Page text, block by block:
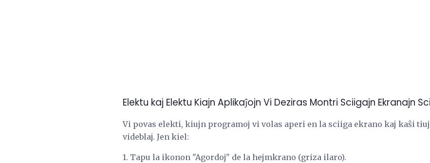
Elektu kaj Elektu Kiajn Aplikaĵojn Vi Deziras Montri Sciigajn Ekranajn
Vi povas elekti, kiujn programoj vi volas aperi en la sciiga ekrano kaj kaŝi
videblaj. Jen kiel:
1. Tapu la ikonon "Agordoj" de la hejmkrano (griza ilaro).